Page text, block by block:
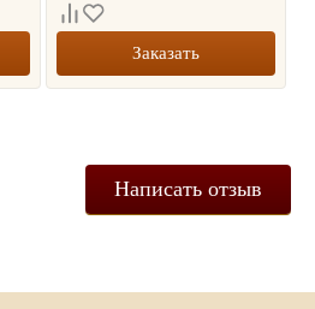
Заказать
Написать отзыв